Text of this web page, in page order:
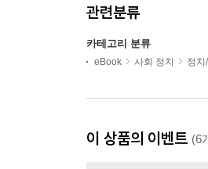
관련분류
카테고리 분류
eBook 사회 정치 정치
이 상품의 이벤트 (6